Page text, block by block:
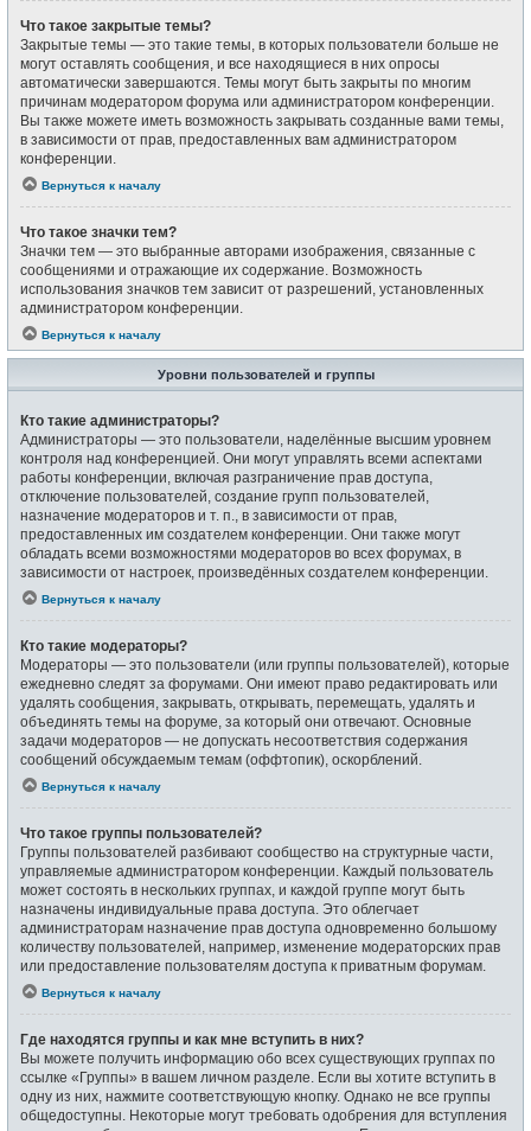
Что такое закрытые темы?
Закрытые темы — это такие темы, в которых пользователи больше не
могут оставлять сообщения, и все находящиеся в них опросы
автоматически завершаются. Темы могут быть закрыты по многим
причинам модератором форума или администратором конференции.
Вы также можете иметь возможность закрывать созданные вами темы,
в зависимости от прав, предоставленных вам администратором
конференции.
Вернуться к началу
Что такое значки тем?
Значки тем — это выбранные авторами изображения, связанные с
сообщениями и отражающие их содержание. Возможность
использования значков тем зависит от разрешений, установленных
администратором конференции.
Вернуться к началу
Уровни пользователей и группы
Кто такие администраторы?
Администраторы — это пользователи, наделённые высшим уровнем
контроля над конференцией. Они могут управлять всеми аспектами
работы конференции, включая разграничение прав доступа,
отключение пользователей, создание групп пользователей,
назначение модераторов и т. п., в зависимости от прав,
предоставленных им создателем конференции. Они также могут
обладать всеми возможностями модераторов во всех форумах, в
зависимости от настроек, произведённых создателем конференции.
Вернуться к началу
Кто такие модераторы?
Модераторы — это пользователи (или группы пользователей), которые
ежедневно следят за форумами. Они имеют право редактировать или
удалять сообщения, закрывать, открывать, перемещать, удалять и
объединять темы на форуме, за который они отвечают. Основные
задачи модераторов — не допускать несоответствия содержания
сообщений обсуждаемым темам (оффтопик), оскорблений.
Вернуться к началу
Что такое группы пользователей?
Группы пользователей разбивают сообщество на структурные части,
управляемые администратором конференции. Каждый пользователь
может состоять в нескольких группах, и каждой группе могут быть
назначены индивидуальные права доступа. Это облегчает
администраторам назначение прав доступа одновременно большому
количеству пользователей, например, изменение модераторских прав
или предоставление пользователям доступа к приватным форумам.
Вернуться к началу
Где находятся группы и как мне вступить в них?
Вы можете получить информацию обо всех существующих группах по
ссылке «Группы» в вашем личном разделе. Если вы хотите вступить в
одну из них, нажмите соответствующую кнопку. Однако не все группы
общедоступны. Некоторые могут требовать одобрения для вступления